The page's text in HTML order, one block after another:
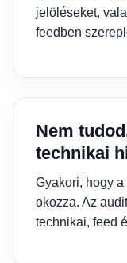
jelöléseket,
feedben
Nem
technikai
Gyakori, hogy
okozza. Az
technikai, feed